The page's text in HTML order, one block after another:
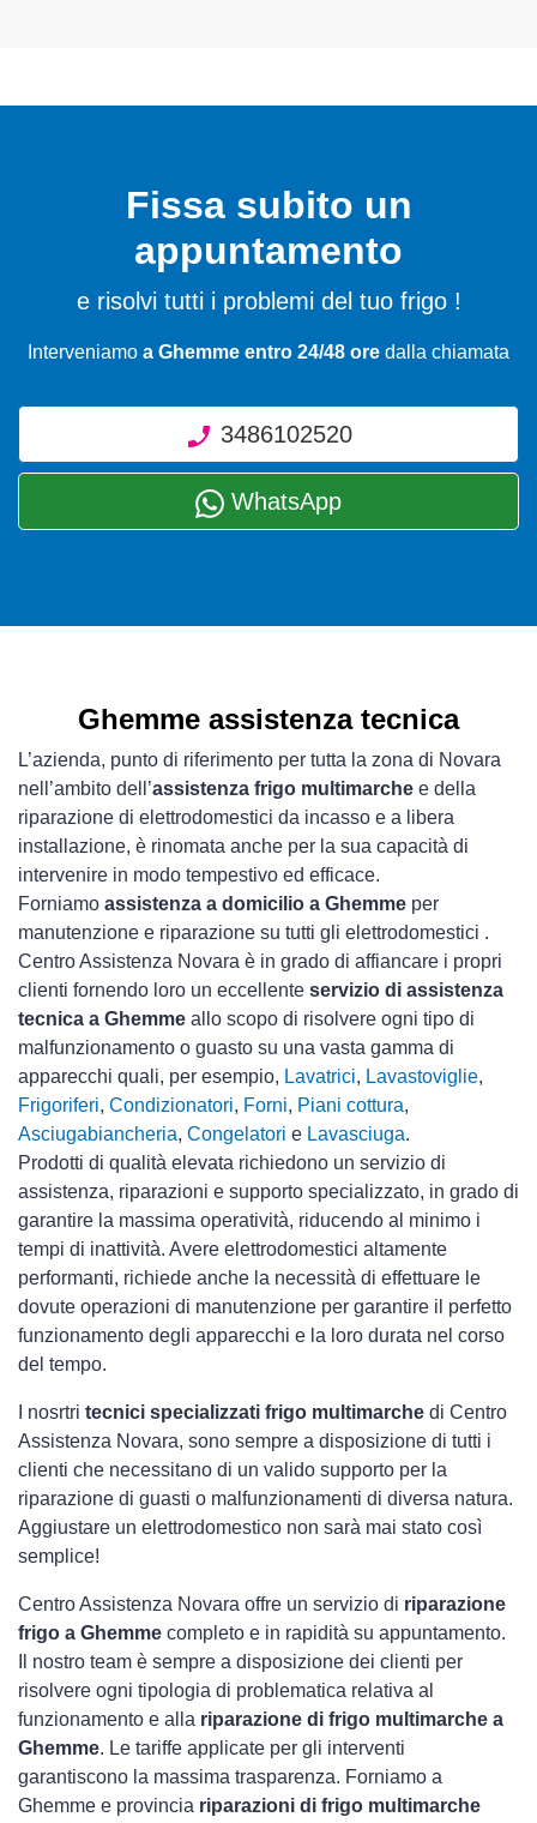
Fissa subito un
appuntamento
e risolvi tutti i problemi del tuo frigo !
Interveniamo a Ghemme entro 24/48 ore dalla chiamata
3486102520
WhatsApp
Ghemme assistenza tecnica
L’azienda, punto di riferimento per tutta la zona di Novara
nell’ambito dell’assistenza frigo multimarche e della
riparazione di elettrodomestici da incasso e a libera
installazione, è rinomata anche per la sua capacità di
intervenire in modo tempestivo ed efficace.
Forniamo assistenza a domicilio a Ghemme per
manutenzione e riparazione su tutti gli elettrodomestici .
Centro Assistenza Novara è in grado di affiancare i propri
clienti fornendo loro un eccellente servizio di assistenza
tecnica a Ghemme allo scopo di risolvere ogni tipo di
malfunzionamento o guasto su una vasta gamma di
apparecchi quali, per esempio, Lavatrici, Lavastoviglie,
Frigoriferi, Condizionatori, Forni, Piani cottura,
Asciugabiancheria, Congelatori e Lavasciuga.
Prodotti di qualità elevata richiedono un servizio di
assistenza, riparazioni e supporto specializzato, in grado di
garantire la massima operatività, riducendo al minimo i
tempi di inattività. Avere elettrodomestici altamente
performanti, richiede anche la necessità di effettuare le
dovute operazioni di manutenzione per garantire il perfetto
funzionamento degli apparecchi e la loro durata nel corso
del tempo.
I nosrtri tecnici specializzati frigo multimarche di Centro
Assistenza Novara, sono sempre a disposizione di tutti i
clienti che necessitano di un valido supporto per la
riparazione di guasti o malfunzionamenti di diversa natura.
Aggiustare un elettrodomestico non sarà mai stato così
semplice!
Centro Assistenza Novara offre un servizio di riparazione
frigo a Ghemme completo e in rapidità su appuntamento.
Il nostro team è sempre a disposizione dei clienti per
risolvere ogni tipologia di problematica relativa al
funzionamento e alla riparazione di frigo multimarche a
Ghemme. Le tariffe applicate per gli interventi
garantiscono la massima trasparenza. Forniamo a
Ghemme e provincia riparazioni di frigo multimarche